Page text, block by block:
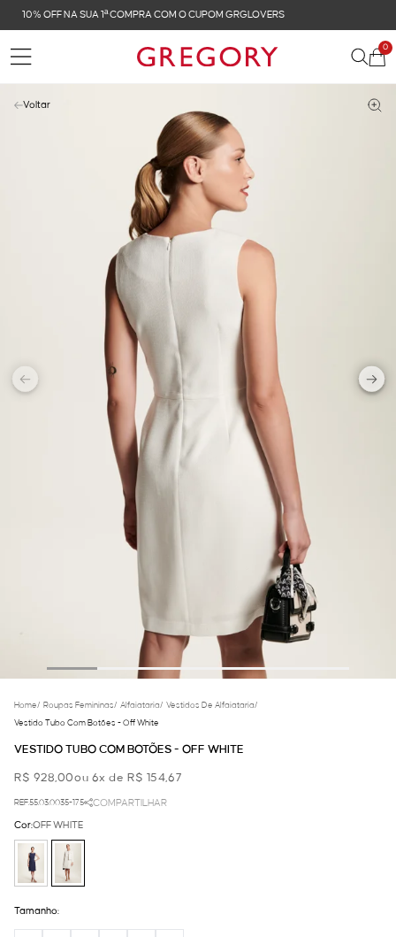
FRETE GRÁTIS NAS COMPRAS ACIMA DE R$ 899
0
Voltar
Home/ Roupas Femininas/ Alfaiataria/ Vestidos De Alfaiataria/
Vestido Tubo Com Botões - Off White
VESTIDO TUBO COM BOTÕES - OFF WHITE
R$ 928,00ou 6x de R$ 154,67
REF.55.03.0035-175 COMPARTILHAR
Cor:OFF WHITE
Tamanho: